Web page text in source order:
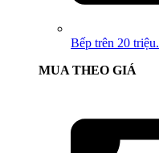
Bếp trên 20 triệu.
MUA THEO GIÁ